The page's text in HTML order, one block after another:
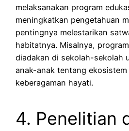
melaksanakan program
meningkatkan pengetahuan
pentingnya melestarikan
habitatnya. Misalnya,
diadakan di sekolah-sekolah
anak-anak tentang
keberagaman hayati.
4. Penelitian